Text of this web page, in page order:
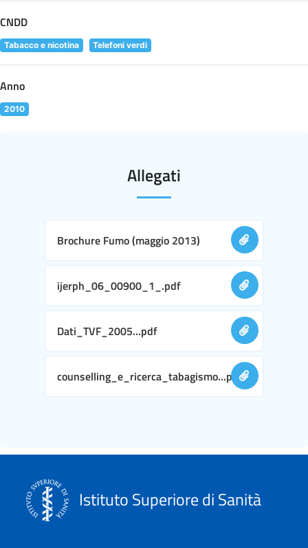
CNDD
Tabacco e nicotina Telefoni verdi
Anno
2010
Allegati
Brochure Fumo (maggio 2013)
ijerph_06_00900_1_.pdf
Dati_TVF_2005...pdf
counselling_e_ricerca_tabagismo...pdf
Istituto Superiore di Sanità